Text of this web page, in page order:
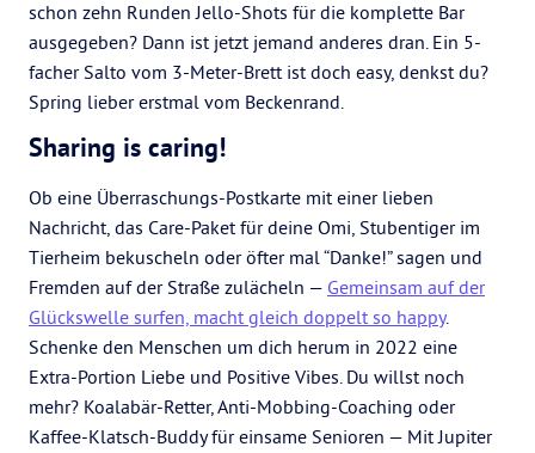
schon zehn Runden Jello-Shots für die komplette Bar
ausgegeben? Dann ist jetzt jemand anderes dran. Ein 5-
facher Salto vom 3-Meter-Brett ist doch easy, denkst du?
Spring lieber erstmal vom Beckenrand.
Sharing is caring!
Ob eine Überraschungs-Postkarte mit einer lieben
Nachricht, das Care-Paket für deine Omi, Stubentiger im
Tierheim bekuscheln oder öfter mal “Danke!” sagen und
Fremden auf der Straße zulächeln — Gemeinsam auf der
Glückswelle surfen, macht gleich doppelt so happy.
Schenke den Menschen um dich herum in 2022 eine
Extra-Portion Liebe und Positive Vibes. Du willst noch
mehr? Koalabär-Retter, Anti-Mobbing-Coaching oder
Kaffee-Klatsch-Buddy für einsame Senioren — Mit Jupiter